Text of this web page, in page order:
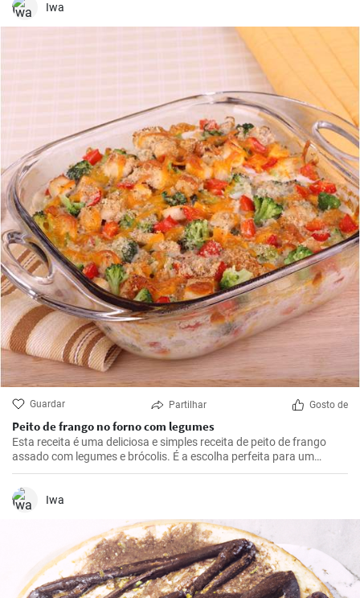
Iwa
Guardar Partilhar Gosto de
Peito de frango no forno com legumes
Esta receita é uma deliciosa e simples receita de peito de frango
assado com legumes e brócolis. É a escolha perfeita para um
almoço ou jantar durante a semana.
Iwa